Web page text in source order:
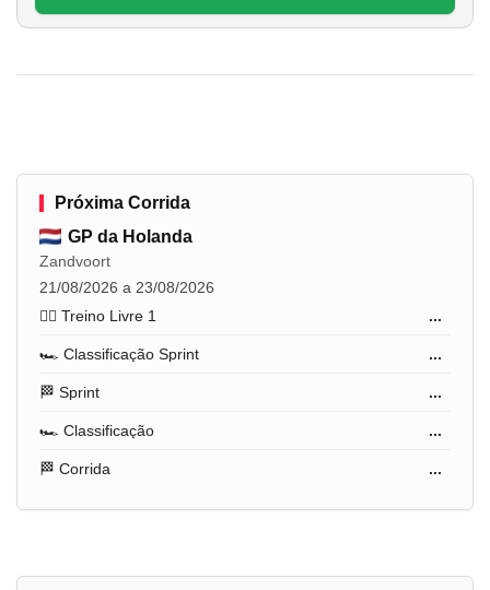
Próxima Corrida
GP da Holanda
Zandvoort
21/08/2026 a 23/08/2026
🏋️‍♂️ Treino Livre 1
...
🏎️ Classificação Sprint ...
🏁 Sprint ...
🏎️ Classificação ...
🏁 Corrida ...